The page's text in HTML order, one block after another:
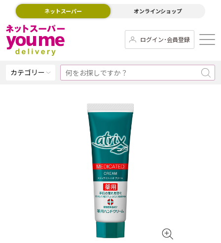
ネットスーパー オンラインショップ
ログイン･会員登録
カテゴリー